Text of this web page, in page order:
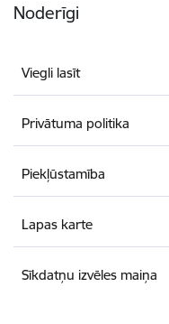
Noderīgi
Viegli lasīt
Privātuma politika
Piekļūstamība
Lapas karte
Sīkdatņu izvēles maiņa